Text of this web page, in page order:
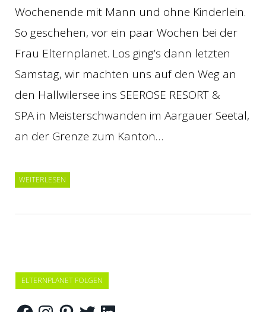
Wochenende mit Mann und ohne Kinderlein.
So geschehen, vor ein paar Wochen bei der
Frau Elternplanet. Los ging’s dann letzten
Samstag, wir machten uns auf den Weg an
den Hallwilersee ins SEEROSE RESORT &
SPA in Meisterschwanden im Aargauer Seetal,
an der Grenze zum Kanton…
WEITERLESEN
ELTERNPLANET FOLGEN
FacebookInstagramPinterestTwitterLinkedIn